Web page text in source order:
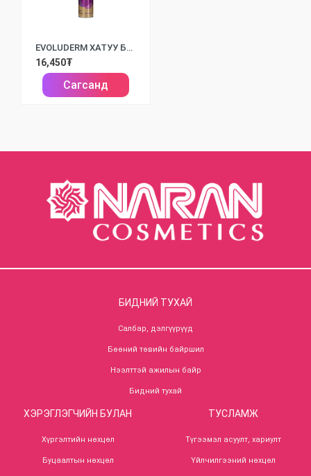
EVOLUDERM ХАТУУ БАРИЛТТАЙ ҮСНИЙ ЛАК /300МЛ/
16,450₮
Сагсанд
БИДНИЙ ТУХАЙ
Салбар, дэлгүүрүүд
Бөөний төвийн байршил
Нээлттэй ажилын байр
Бидний тухай
ХЭРЭГЛЭГЧИЙН БУЛАН
Хүргэлтийн нөхцөл
Буцаалтын нөхцөл
ТУСЛАМЖ
Түгээмэл асуулт, хариулт
Үйлчилгээний нөхцөл